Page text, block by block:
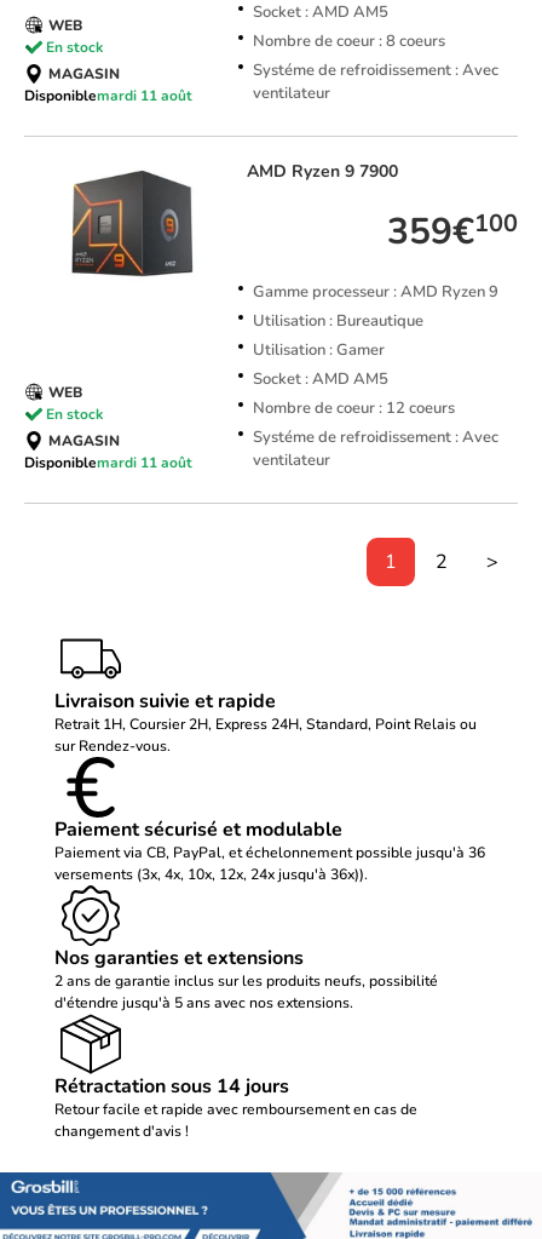
Socket : AMD AM5
Nombre de coeur : 8 coeurs
Systéme de refroidissement : Avec
ventilateur
WEB
En stock
MAGASIN
Disponiblemardi 11 août
AMD Ryzen 9 7900
359€100
Gamme processeur : AMD Ryzen 9
Utilisation : Bureautique
Utilisation : Gamer
Socket : AMD AM5
Nombre de coeur : 12 coeurs
Systéme de refroidissement : Avec
ventilateur
WEB
En stock
MAGASIN
Disponiblemardi 11 août
1 2 >
Livraison suivie et rapide
Retrait 1H, Coursier 2H, Express 24H, Standard, Point Relais ou
sur Rendez-vous.
Paiement sécurisé et modulable
Paiement via CB, PayPal, et échelonnement possible jusqu'à 36
versements (3x, 4x, 10x, 12x, 24x jusqu'à 36x)).
Nos garanties et extensions
2 ans de garantie inclus sur les produits neufs, possibilité
d'étendre jusqu'à 5 ans avec nos extensions.
Rétractation sous 14 jours
Retour facile et rapide avec remboursement en cas de
changement d'avis !